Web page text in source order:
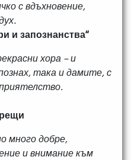
с вдъхновение,
и запознанства“
хора – и
така и дамите, с
много добре,
и внимание към